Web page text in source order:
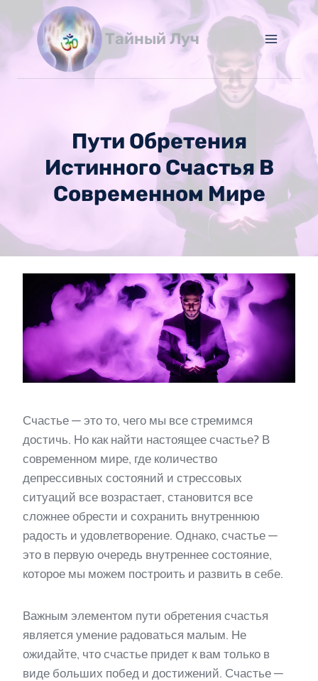
содержимому
Тайный Луч
Пути Обретения
Истинного Счастья В
Современном Мире
Счастье — это то, чего мы все стремимся
достичь. Но как найти настоящее счастье? В
современном мире, где количество
депрессивных состояний и стрессовых
ситуаций все возрастает, становится все
сложнее обрести и сохранить внутреннюю
радость и удовлетворение. Однако, счастье —
это в первую очередь внутреннее состояние,
которое мы можем построить и развить в себе.
Важным элементом пути обретения счастья
является умение радоваться малым. Не
ожидайте, что счастье придет к вам только в
виде больших побед и достижений. Счастье —